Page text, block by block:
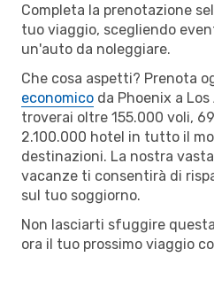
Completa la prenotazione
tuo viaggio, scegliendo
un'auto da noleggiare.
Che cosa aspetti? Prenota
economico da Phoenix a
troverai oltre 155.000 voli,
2.100.000 hotel in tutto il
destinazioni. La nostra
vacanze ti consentirà di
sul tuo soggiorno.
Non lasciarti sfuggire
ora il tuo prossimo viaggio